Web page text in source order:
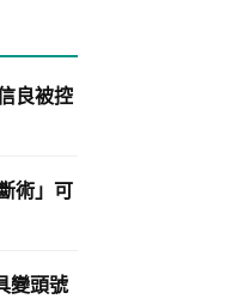
良被控
術」可
變頭號